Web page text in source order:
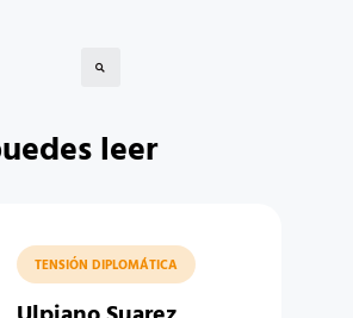
leer
TENSIÓN DIPLOMÁTICA